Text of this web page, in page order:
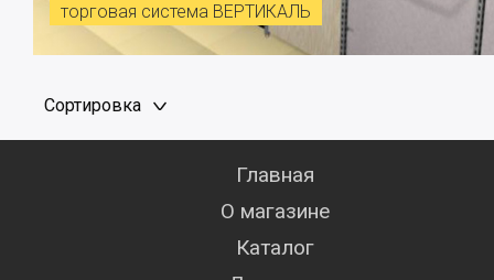
торговая система ВЕРТИКАЛЬ
Сортировка
Главная
О магазине
Каталог